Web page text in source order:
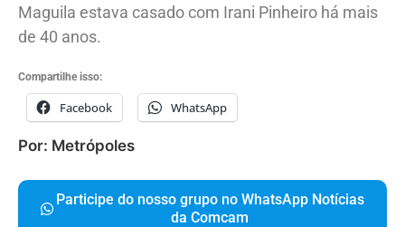
Maguila estava casado com Irani Pinheiro há mais
de 40 anos.
Compartilhe isso:
Facebook WhatsApp
Por: Metrópoles
Participe do nosso grupo no WhatsApp Notícias
da Comcam